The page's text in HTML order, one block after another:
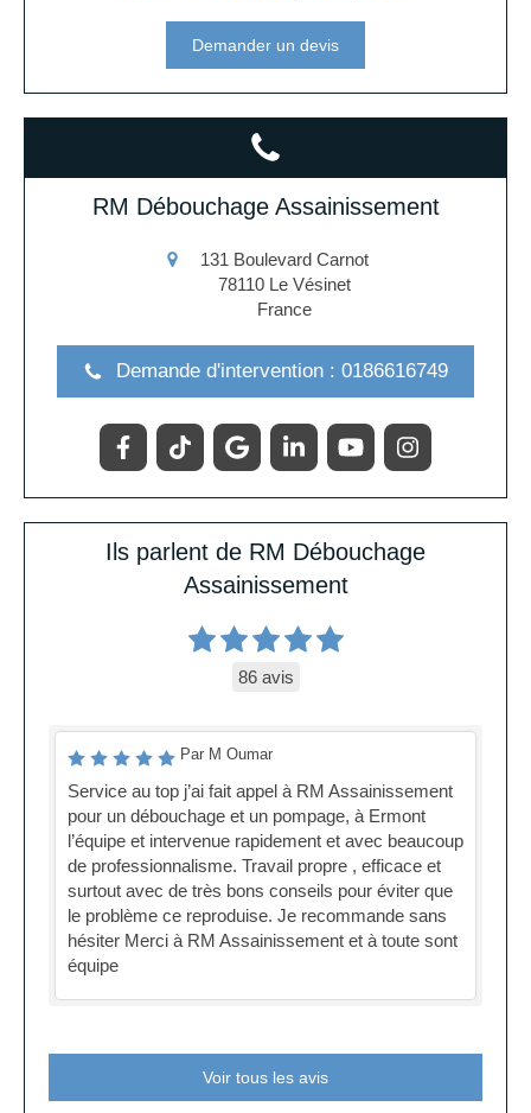
Demander un devis
RM Débouchage Assainissement
131 Boulevard Carnot
78110 Le Vésinet
France
Demande d'intervention : 0186616749
Ils parlent de RM Débouchage
Assainissement
86 avis
Par M Oumar
Service au top j’ai fait appel à RM Assainissement
pour un débouchage et un pompage, à Ermont
l’équipe et intervenue rapidement et avec beaucoup
de professionnalisme. Travail propre , efficace et
surtout avec de très bons conseils pour éviter que
le problème ce reproduise. Je recommande sans
hésiter Merci à RM Assainissement et à toute sont
équipe
Voir tous les avis